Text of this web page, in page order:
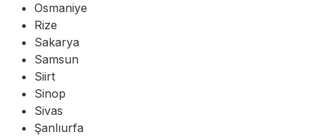
Osmaniye
Rize
Sakarya
Samsun
Siirt
Sinop
Sivas
Şanlıurfa